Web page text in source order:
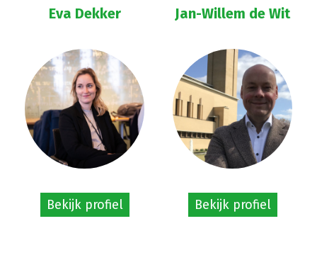
Eva Dekker
Bekijk profiel
Jan-Willem de Wit
Bekijk profiel